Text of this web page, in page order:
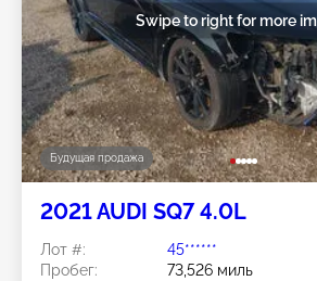
Будущая продажа
Swipe to right for more
2021 AUDI SQ7 4.0L
Лот #:
45******
Пробег:
73,526 миль